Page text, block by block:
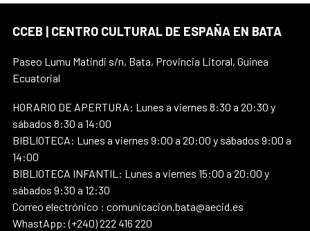
CCEB | CENTRO CULTURAL DE ESPAÑA EN BATA
Paseo Lumu Matindi s/n, Bata, Provincia Litoral, Guinea
Ecuatorial
HORARIO DE APERTURA: Lunes a viernes 8:30 a 20:30 y
sábados 8:30 a 14:00
BIBLIOTECA: Lunes a viernes 9:00 a 20:00 y sábados 9:00 a
14:00
BIBLIOTECA INFANTIL: Lunes a viernes 15:00 a 20:00 y
sábados 9:30 a 12:30
Correo electrónico : comunicacion.bata@aecid.es
WhastApp: (+240) 222 416 220